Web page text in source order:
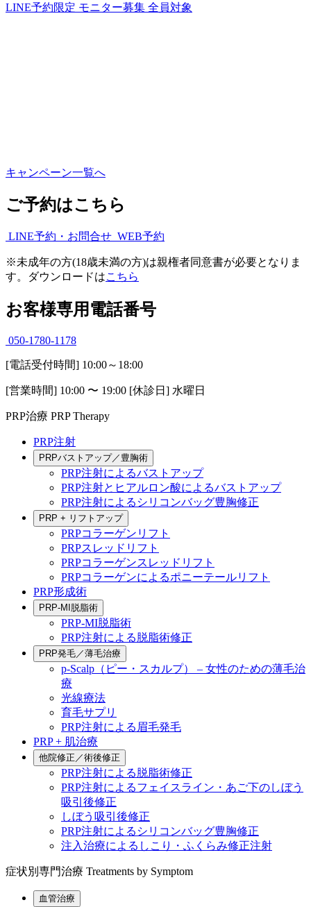
LINE予約限定 モニター募集 全員対象
キャンペーン一覧へ
ご予約はこちら
LINE予約・お問合せ WEB予約
※未成年の方(18歳未満の方)は親権者同意書が必要となりま
す。ダウンロードはこちら
お客様専用電話番号
050-1780-1178
[電話受付時間] 10:00～18:00
[営業時間] 10:00 〜 19:00 [休診日] 水曜日
PRP治療 PRP Therapy
PRP注射
PRPバストアップ／豊胸術
PRP注射によるバストアップ
PRP注射とヒアルロン酸によるバストアップ
PRP注射によるシリコンバッグ豊胸修正
PRP + リフトアップ
PRPコラーゲンリフト
PRPスレッドリフト
PRPコラーゲンスレッドリフト
PRPコラーゲンによるポニーテールリフト
PRP形成術
PRP-MI脱脂術
PRP-MI脱脂術
PRP注射による脱脂術修正
PRP発毛／薄毛治療
p-Scalp（ピー・スカルプ） – 女性のための薄毛治
療
光線療法
育毛サプリ
PRP注射による眉毛発毛
PRP + 肌治療
他院修正／術後修正
PRP注射による脱脂術修正
PRP注射によるフェイスライン・あご下のしぼう
吸引後修正
しぼう吸引後修正
PRP注射によるシリコンバッグ豊胸修正
注入治療によるしこり・ふくらみ修正注射
症状別専門治療 Treatments by Symptom
血管治療